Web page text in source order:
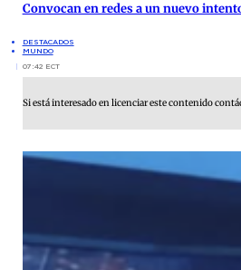
Convocan en redes a un nuevo
DESTACADOS
MUNDO
07:42 ECT
Si está interesado en licenciar este contenido